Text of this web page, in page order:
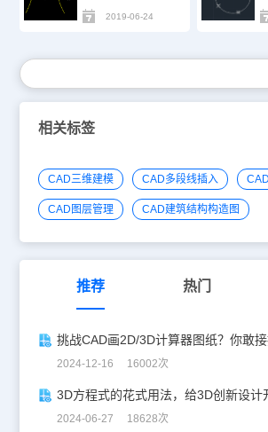
2019-06-24
相关标签
CAD三维建模 CAD多段线插入
CAD图层管理 CAD建筑结构构造图
推荐 热门
挑战CAD画2D/3D计算器图纸？你敢接
2024-12-16 16002次
3D方程式的花式用法，给3D创新设计
2024-06-27 18628次